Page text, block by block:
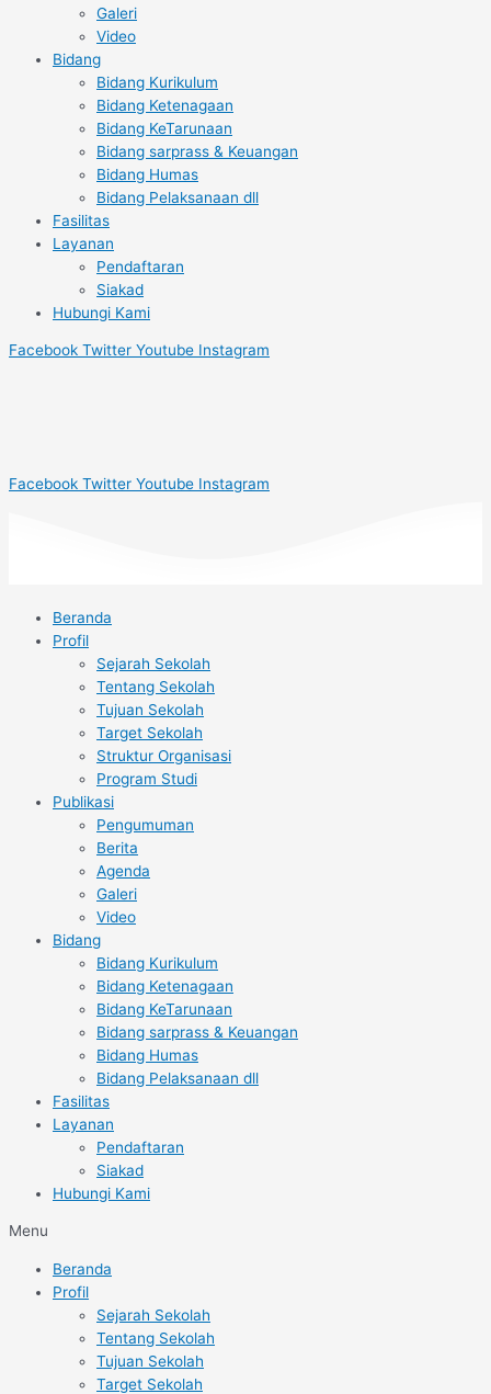
Galeri
Video
Bidang
Bidang Kurikulum
Bidang Ketenagaan
Bidang KeTarunaan
Bidang sarprass & Keuangan
Bidang Humas
Bidang Pelaksanaan dll
Fasilitas
Layanan
Pendaftaran
Siakad
Hubungi Kami
Facebook Twitter Youtube Instagram
Facebook Twitter Youtube Instagram
Beranda
Profil
Sejarah Sekolah
Tentang Sekolah
Tujuan Sekolah
Target Sekolah
Struktur Organisasi
Program Studi
Publikasi
Pengumuman
Berita
Agenda
Galeri
Video
Bidang
Bidang Kurikulum
Bidang Ketenagaan
Bidang KeTarunaan
Bidang sarprass & Keuangan
Bidang Humas
Bidang Pelaksanaan dll
Fasilitas
Layanan
Pendaftaran
Siakad
Hubungi Kami
Menu
Beranda
Profil
Sejarah Sekolah
Tentang Sekolah
Tujuan Sekolah
Target Sekolah